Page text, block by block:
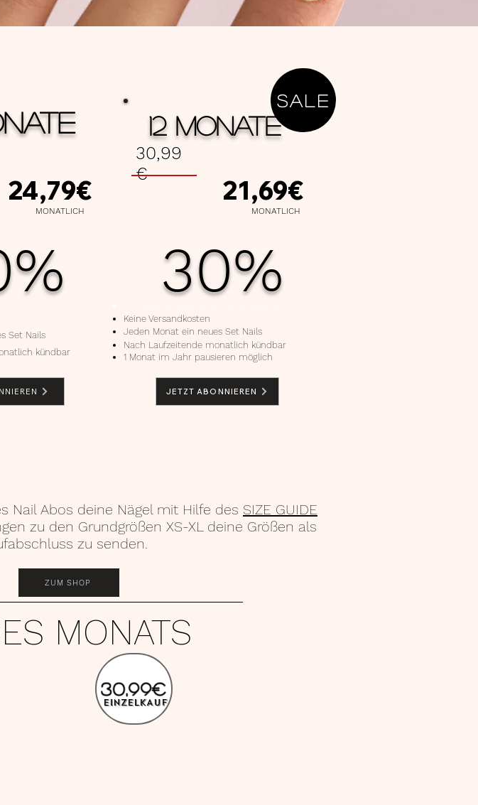
24,79€
MONATLICH
Set Nails
kündbar
12 MONATE
SALE
30,99
€
21,69€
MONATLICH
30%
Keine Versandkosten
Jeden Monat ein neues Set Nails
Nach Laufzeitende monatlich kündbar
1 Monat im Jahr pausieren möglich
JETZT ABONNIEREN
Nail Abos deine Nägel mit Hilfe des SIZE GUIDE
zu den Grundgrößen XS-XL deine Größen als
zu senden.
ZUM SHOP
MONATS
30,99€
EiNZELKAUF